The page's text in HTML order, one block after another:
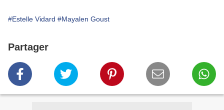
#Estelle Vidard #Mayalen Goust
Partager